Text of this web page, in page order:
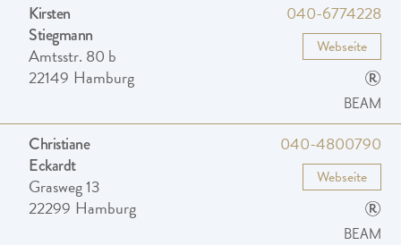
Kirsten
Stiegmann
Amtsstr. 80 b
22149 Hamburg
040-6774228
Webseite
®
BEAM
Christiane
Eckardt
Grasweg 13
22299 Hamburg
040-4800790
Webseite
®
BEAM